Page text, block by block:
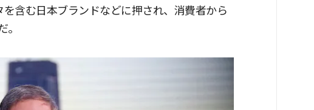
含む日本ブランドなどに押され、消費者から